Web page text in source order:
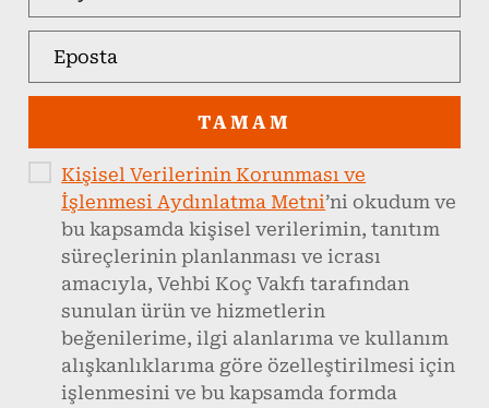
TAMAM
Kişisel Verilerinin Korunması ve
İşlenmesi Aydınlatma Metni’ni okudum ve
bu kapsamda kişisel verilerimin, tanıtım
süreçlerinin planlanması ve icrası
amacıyla, Vehbi Koç Vakfı tarafından
sunulan ürün ve hizmetlerin
beğenilerime, ilgi alanlarıma ve kullanım
alışkanlıklarıma göre özelleştirilmesi için
işlenmesini ve bu kapsamda formda